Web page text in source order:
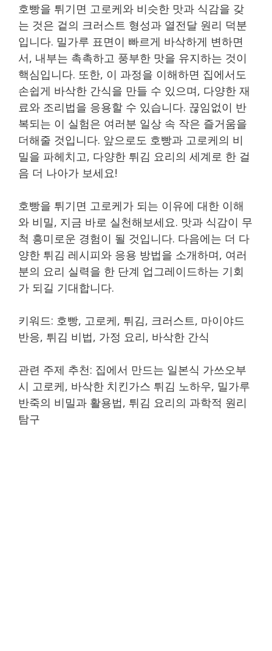
호빵을 튀기면 고로케와 비슷한 맛과 식감을 갖
는 것은 겉의 크러스트 형성과 열전달 원리 덕분
입니다. 밀가루 표면이 빠르게 바삭하게 변하면
서, 내부는 촉촉하고 풍부한 맛을 유지하는 것이
핵심입니다. 또한, 이 과정을 이해하면 집에서도
손쉽게 바삭한 간식을 만들 수 있으며, 다양한 재
료와 조리법을 응용할 수 있습니다. 끊임없이 반
복되는 이 실험은 여러분 일상 속 작은 즐거움을
더해줄 것입니다. 앞으로도 호빵과 고로케의 비
밀을 파헤치고, 다양한 튀김 요리의 세계로 한 걸
음 더 나아가 보세요!
호빵을 튀기면 고로케가 되는 이유에 대한 이해
와 비밀, 지금 바로 실천해보세요. 맛과 식감이 무
척 흥미로운 경험이 될 것입니다. 다음에는 더 다
양한 튀김 레시피와 응용 방법을 소개하며, 여러
분의 요리 실력을 한 단계 업그레이드하는 기회
가 되길 기대합니다.
키워드: 호빵, 고로케, 튀김, 크러스트, 마이야드
반응, 튀김 비법, 가정 요리, 바삭한 간식
관련 주제 추천: 집에서 만드는 일본식 가쓰오부
시 고로케, 바삭한 치킨가스 튀김 노하우, 밀가루
반죽의 비밀과 활용법, 튀김 요리의 과학적 원리
탐구